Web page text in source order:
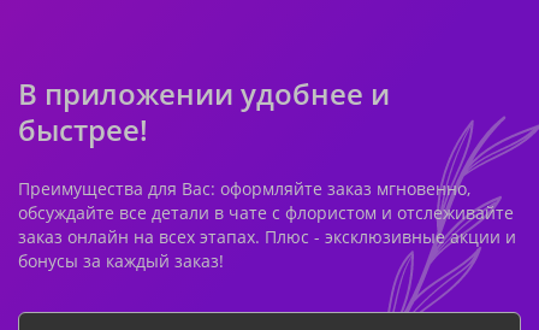
В приложении удобнее и
быстрее!
Преимущества для Вас: оформляйте заказ мгновенно,
обсуждайте все детали в чате с флористом и отслеживайте
заказ онлайн на всех этапах. Плюс - эксклюзивные акции и
бонусы за каждый заказ!